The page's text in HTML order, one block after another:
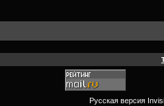
Русская версия